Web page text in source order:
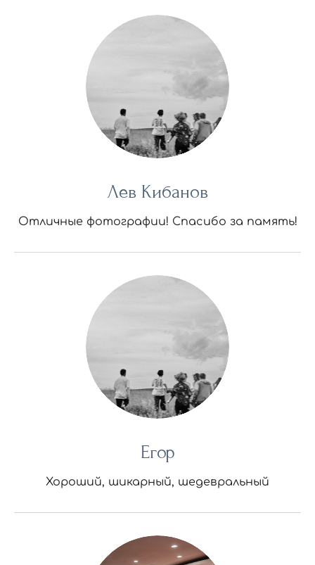
Лев Кибанов
Отличные фотографии! Спасибо за память!
Егор
Хороший, шикарный, шедевральный